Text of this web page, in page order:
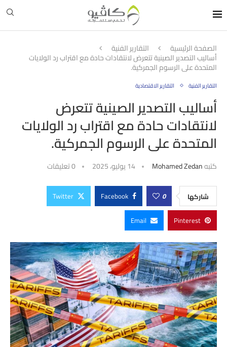
الصفحة الرئيسية التقارير الفنية
أساليب التصدير الصينية تتعرض لانتقادات حادة مع اقتراب رد الولايات
المتحدة على الرسوم الجمركية.
التقارير الفنية التقارير الاقتصادية
أساليب التصدير الصينية تتعرض
لانتقادات حادة مع اقتراب رد الولايات
المتحدة على الرسوم الجمركية.
كتبهMohamed Zedan 14 يوليو، 2025 0 تعليقات
شاركها 0
Facebook
Twitter
Pinterest
Email